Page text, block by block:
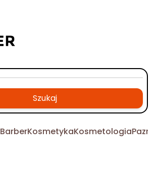
Szukaj
BarberKosmetykaKosmetologia